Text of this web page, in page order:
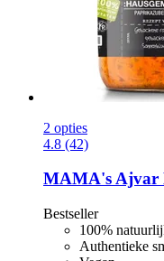
2 opties
4.8 (42)
MAMA'sAjvar
Bestseller
100%
Authentieke